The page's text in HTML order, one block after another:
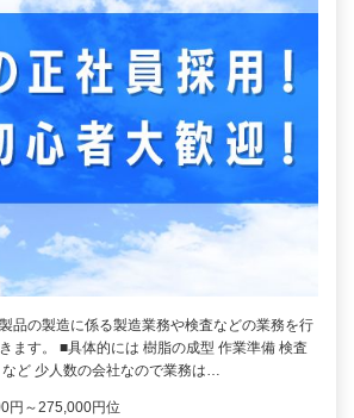
品の製造に係る製造業務や検査などの業務を行
ます。 ■具体的には 樹脂の成型 作業準備 検査
ど 少人数の会社なので業務は…
円～275,000円位